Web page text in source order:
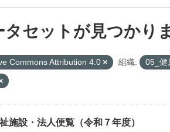
タセットが見つかり
Commons Attribution 4.0 組織: 05_健
施設・法人便覧（令和７年度）